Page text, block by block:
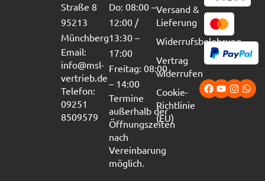
Straße 8
95213
Münchberg
Email:
info@msl-
vertrieb.de
Telefon:
09251
8509579
Do: 08:00 –
12:00 /
13:30 –
17:00
Freitag: 08:00
– 14:00
Termine
außerhalb der
Öffnungszeiten
nach
Vereinbarung
möglich.
Versand &
Lieferung
Widerrufsbelehrung
Vertrag
widerrufen
Cookie-
Richtlinie
(EU)